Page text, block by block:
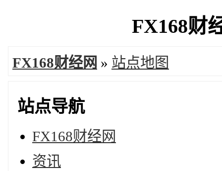
FX168财
FX168财经网 » 站点地图
站点导航
FX168财经网
资讯